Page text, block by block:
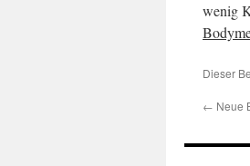
wenig
Dieser
← Neue